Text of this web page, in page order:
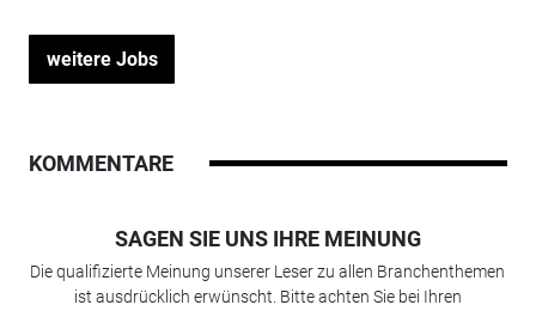
weitere Jobs
KOMMENTARE
SAGEN SIE UNS IHRE MEINUNG
Die qualifizierte Meinung unserer Leser zu allen Branchenthemen
ist ausdrücklich erwünscht. Bitte achten Sie bei Ihren